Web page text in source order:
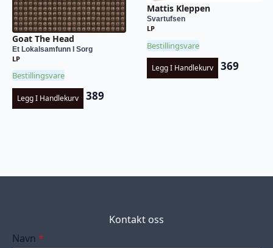
Goat The Head
Et Lokalsamfunn I Sorg
LP
Bestillingsvare
Legg I Handlekurv 389
Mattis Kleppen
Svartufsen
LP
Bestillingsvare
Legg I Handlekurv 369
Kontakt oss
Navn *